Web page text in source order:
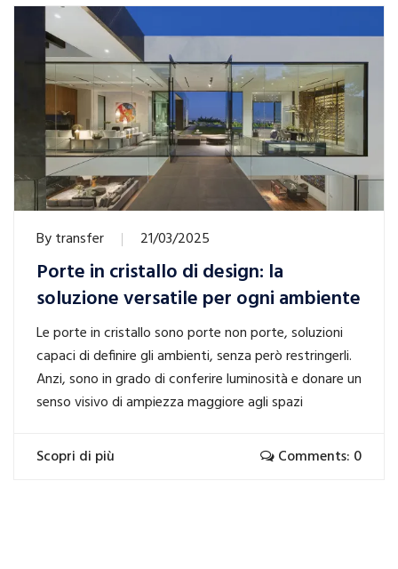
Bytransfer 21/03/2025
Porte in cristallo di design: la
soluzione versatile per ogni ambiente
Le porte in cristallo sono porte non porte, soluzioni
capaci di definire gli ambienti, senza però restringerli.
Anzi, sono in grado di conferire luminosità e donare un
senso visivo di ampiezza maggiore agli spazi
Scopri di più Comments: 0